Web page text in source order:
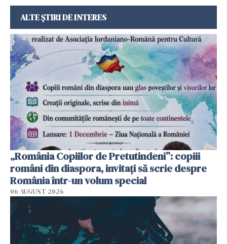
ALTE ȘTIRI DE INTERES
„România Copiilor de Pretutindeni”: copiii
români din diaspora, invitați să scrie despre
România într-un volum special
06 AUGUST 2026